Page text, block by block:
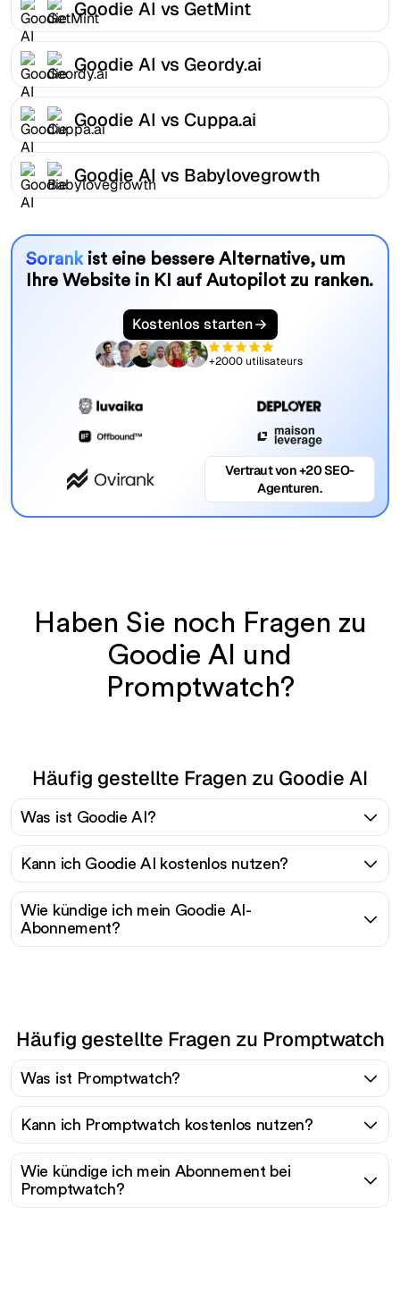
Goodie AI vs GetMint
Goodie AI vs Geordy.ai
Goodie AI vs Cuppa.ai
Goodie AI vs Babylovegrowth
Sorankist eine bessere Alternative, um
Ihre Website in KI auf Autopilot zu ranken.
Kostenlos starten
+2000 utilisateurs
Vertraut von +20 SEO-
Agenturen.
Haben Sie noch Fragen zu
Goodie AI und
Promptwatch?
Häufig gestellte Fragen zu Goodie AI
Was ist Goodie AI?
Kann ich Goodie AI kostenlos nutzen?
Wie kündige ich mein Goodie AI-
Abonnement?
Häufig gestellte Fragen zu Promptwatch
Was ist Promptwatch?
Kann ich Promptwatch kostenlos nutzen?
Wie kündige ich mein Abonnement bei
Promptwatch?